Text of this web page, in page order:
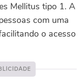
Mellitus tipo 1. A
com uma
o acesso